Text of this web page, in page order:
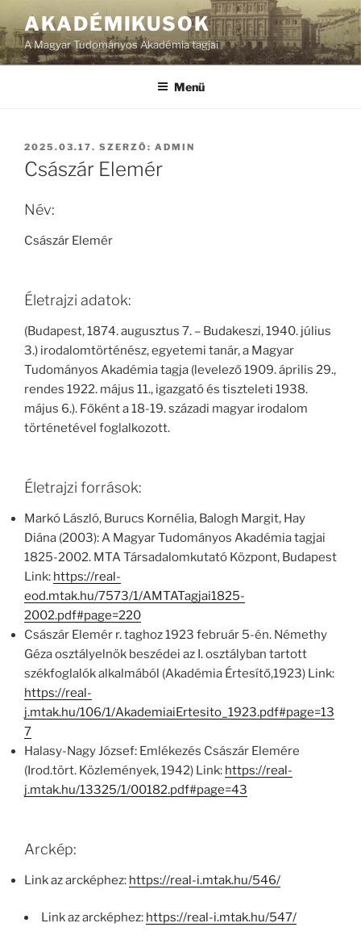
AKADÉMIKUSOK
A Magyar Tudományos Akadémia tagjai
Menü
BEKÜLDVE:
2025.03.17. SZERZŐ: ADMIN
Császár Elemér
Név:
Császár Elemér
Életrajzi adatok:
(Budapest, 1874. augusztus 7. – Budakeszi, 1940. július
3.) irodalomtörténész, egyetemi tanár, a Magyar
Tudományos Akadémia tagja (levelező 1909. április 29.,
rendes 1922. május 11., igazgató és tiszteleti 1938.
május 6.). Főként a 18-19. századi magyar irodalom
történetével foglalkozott.
Életrajzi források:
Markó László, Burucs Kornélia, Balogh Margit, Hay
Diána (2003): A Magyar Tudományos Akadémia tagjai
1825-2002. MTA Társadalomkutató Központ, Budapest
Link: https://real-
eod.mtak.hu/7573/1/AMTATagjai1825-
2002.pdf#page=220
Császár Elemér r. taghoz 1923 február 5-én. Némethy
Géza osztályelnök beszédei az I. osztályban tartott
székfoglalók alkalmából (Akadémia Értesítő,1923) Link:
https://real-
j.mtak.hu/106/1/AkademiaiErtesito_1923.pdf#page=13
7
Halasy-Nagy József: Emlékezés Császár Elemére
(Irod.tört. Közlemények, 1942) Link: https://real-
j.mtak.hu/13325/1/00182.pdf#page=43
Arckép:
Link az arcképhez: https://real-i.mtak.hu/546/
Link az arcképhez: https://real-i.mtak.hu/547/